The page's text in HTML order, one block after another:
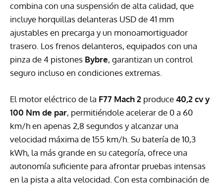
combina con una suspensión de alta calidad, que
incluye horquillas delanteras USD de 41 mm
ajustables en precarga y un monoamortiguador
trasero. Los frenos delanteros, equipados con una
pinza de 4 pistones Bybre, garantizan un control
seguro incluso en condiciones extremas.
El motor eléctrico de la F77 Mach 2 produce40,2 cv y
100 Nm de par, permitiéndole acelerar de 0 a 60
km/h en apenas 2,8 segundos y alcanzar una
velocidad máxima de 155 km/h. Su batería de 10,3
kWh, la más grande en su categoría, ofrece una
autonomía suficiente para afrontar pruebas intensas
en la pista a alta velocidad. Con esta combinación de